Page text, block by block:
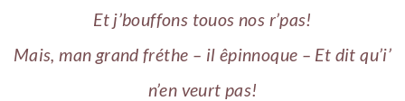
Et j’bouffons touos nos r’pas!
Mais, man grand fréthe – il êpinnoque – Et dit qu’i’
n’en veurt pas!